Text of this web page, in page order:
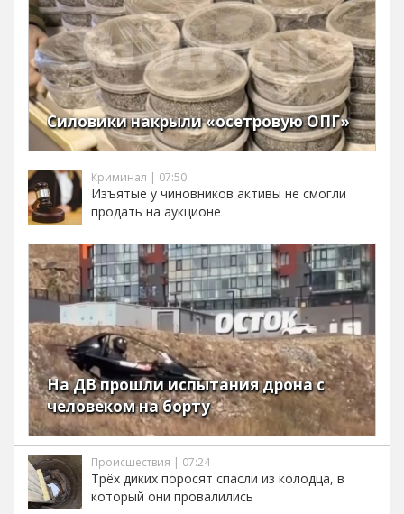
Силовики накрыли «осетровую ОПГ»
Криминал | 07:50
Изъятые у чиновников активы не смогли
продать на аукционе
На ДВ прошли испытания дрона с
человеком на борту
Происшествия | 07:24
Трёх диких поросят спасли из колодца, в
который они провалились